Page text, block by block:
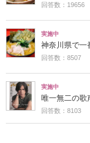
回答数：19656
実施中
神奈川県で一
回答数：8507
実施中
唯一無二の歌
回答数：8103